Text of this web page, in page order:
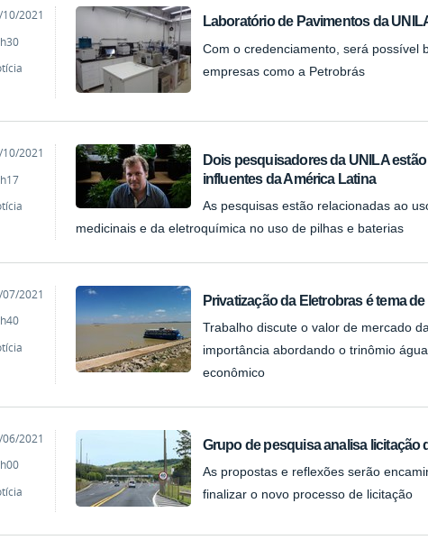
Laboratório de Pavimentos da
Com o credenciamento, será possível
empresas como a Petrobrás
2021
Dois pesquisadores da UNILA
influentes da América Latina
As pesquisas estão relacionadas ao
medicinais e da eletroquímica no uso de pilhas e baterias
10/2021
Privatização da Eletrobras é tema
Trabalho discute o valor de mercado
importância abordando o trinômio
econômico
2021
Grupo de pesquisa analisa licitação
As propostas e reflexões serão
finalizar o novo processo de licitação
06/2021